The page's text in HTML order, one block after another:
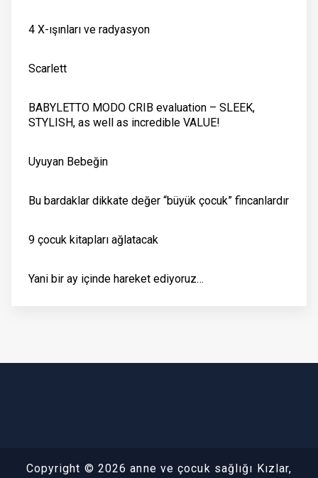
4 X-ışınları ve radyasyon
Scarlett
BABYLETTO MODO CRIB evaluation – SLEEK,
STYLISH, as well as incredible VALUE!
Uyuyan Bebeğin
Bu bardaklar dikkate değer “büyük çocuk” fincanlardır
9 çocuk kitapları ağlatacak
Yani bir ay içinde hareket ediyoruz…
Copyright © 2026 anne ve çocuk sağlığı Kızlar,